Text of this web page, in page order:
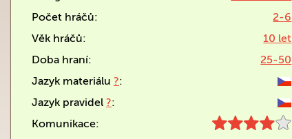
Počet hráčů:
2-6
Věk hráčů:
10 let
Doba hraní:
25-50
Jazyk materiálu ?:
Jazyk pravidel ?:
Komunikace: